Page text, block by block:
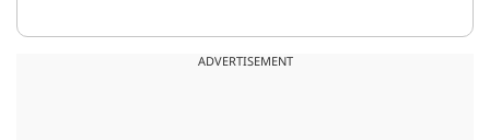
ADVERTISEMENT